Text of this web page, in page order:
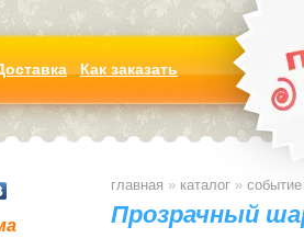
Как заказать
главная » каталог »
Прозрачный